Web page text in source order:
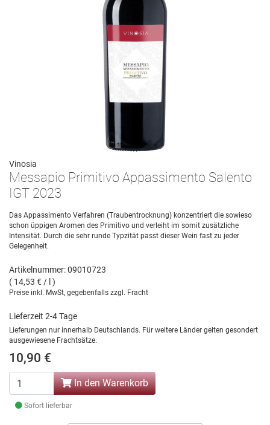
Vinosia
Messapio Primitivo Appassimento Salento
IGT 2023
Das Appassimento Verfahren (Traubentrocknung) konzentriert die sowieso
schon üppigen Aromen des Primitivo und verleiht im somit zusätzliche
Intensität. Durch die sehr runde Typzität passt dieser Wein fast zu jeder
Gelegenheit.
Artikelnummer: 09010723
( 14,53 € / l )
Preise inkl. MwSt, gegebenfalls zzgl. Fracht
Lieferzeit 2-4 Tage
Lieferungen nur innerhalb Deutschlands. Für weitere Länder gelten gesondert
ausgewiesene Frachtsätze.
10,90 €
In den Warenkorb
Sofort lieferbar